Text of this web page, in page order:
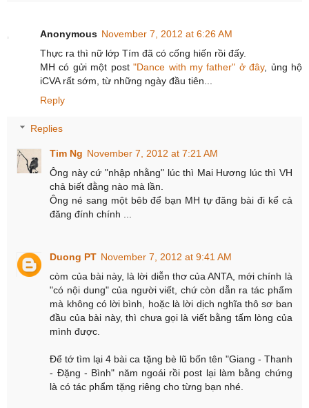
Anonymous November 7, 2012 at 6:26 AM
Thực ra thì nữ lớp Tím đã có cống hiến rồi đấy.
MH có gửi một post"Dance with my father" ở đây, ủng hộ
iCVA rất sớm, từ những ngày đầu tiên...
Reply
Replies
Tim Ng November 7, 2012 at 7:21 AM
Ông này cứ "nhập nhằng" lúc thì Mai Hương lúc thì VH
chả biết đằng nào mà lần.
Ông né sang một bêb để bạn MH tự đăng bài đi kể cả
đăng đính chính ...
Duong PT November 7, 2012 at 9:41 AM
còm của bài này, là lời diễn thơ của ANTA, mới chính là
"có nội dung" của người viết, chứ còn dẫn ra tác phẩm
mà không có lời bình, hoặc là lời dịch nghĩa thô sơ ban
đầu của bài này, thì chưa gọi là viết bằng tấm lòng của
mình được.
Để tớ tìm lại 4 bài ca tặng bè lũ bốn tên "Giang - Thanh
- Đặng - Bình" năm ngoái rồi post lại làm bằng chứng
là có tác phẩm tặng riêng cho từng bạn nhé.